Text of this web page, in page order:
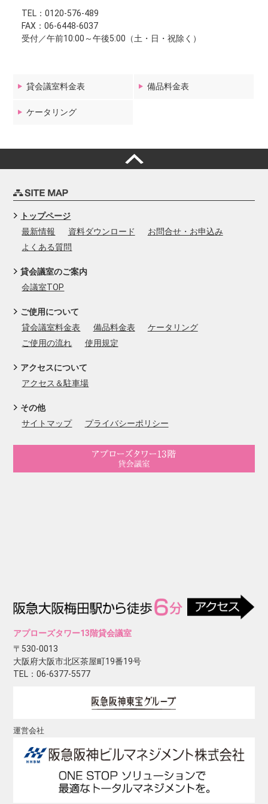
TEL：0120-576-489
FAX：06-6448-6037
受付／午前10:00～午後5:00（土・日・祝除く）
貸会議室料金表 備品料金表
ケータリング
トップページ
最新情報
資料ダウンロード
お問合せ・お申込み
よくある質問
貸会議室のご案内
会議室TOP
ご使用について
貸会議室料金表
備品料金表
ケータリング
ご使用の流れ
使用規定
アクセスについて
アクセス＆駐車場
その他
サイトマップ
プライバシーポリシー
アプローズタワー13階貸会議室
〒530-0013
大阪府大阪市北区茶屋町19番19号
TEL：06-6377-5577
運営会社